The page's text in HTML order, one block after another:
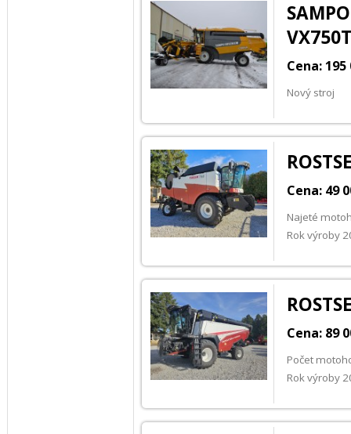
Cena: 195
Nový stroj
Cena: 49
Najeté
Rok výroby
Cena: 89
Počet
Rok výroby